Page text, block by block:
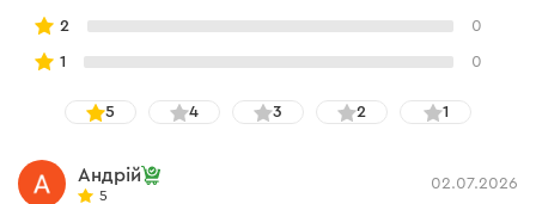
Швидкість та надійність
Інноваційне заточування напайки забезпечує
максимальну швидкість свердління. Ріжучий
інструмент зроблений з високоякісного сплаву,
завдяки чому є довговічним та не затуплюється.
2 0
1 0
5 4 3 2 1
Андрій
5
02.07.2026